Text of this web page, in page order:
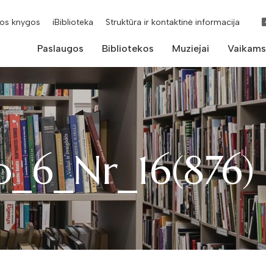
knygos iBiblioteka Struktūra ir kontaktinė informacija
Paslaugos Bibliotekos Muziejai Vaikams